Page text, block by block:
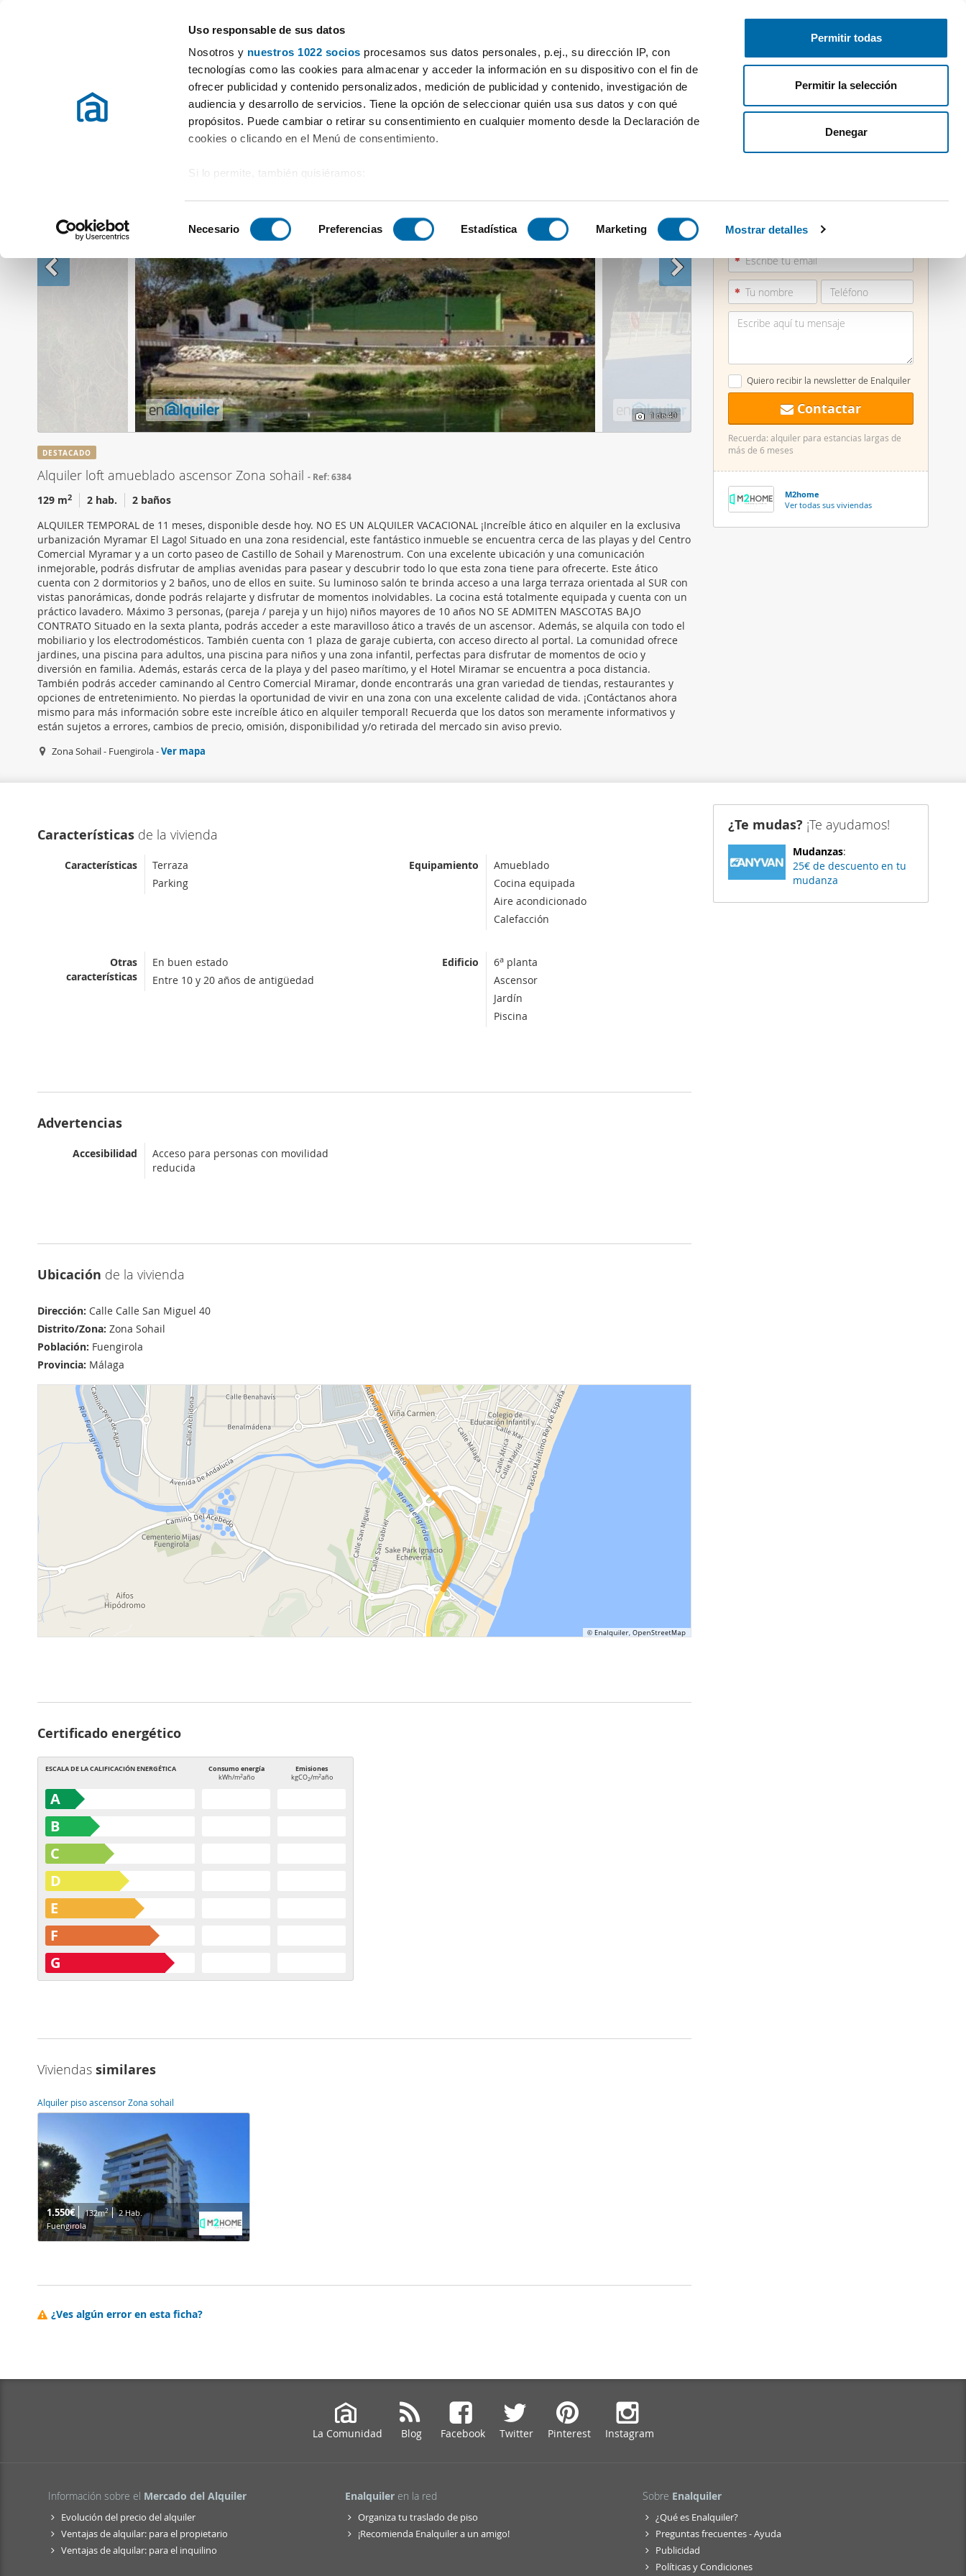
Uso responsable de sus datos
Nosotros y nuestros 1022 socios procesamos sus datos personales, p.ej., su dirección IP, con
tecnologías como las cookies para almacenar y acceder la información en su dispositivo con el fin de
ofrecer publicidad y contenido personalizados, medición de publicidad y contenido, investigación de
audiencia y desarrollo de servicios. Tiene la opción de seleccionar quién usa sus datos y con qué
propósitos. Puede cambiar o retirar su consentimiento en cualquier momento desde la Declaración de
cookies o clicando en el Menú de consentimiento.
Si lo permite, también quisiéramos:
Identificar su dispositivo analizándolo activamente para buscar características específicas (huellas
Obtenga más información sobre cómo se procesan sus datos personales y establezca sus
preferencias en lasección de datos
. Puede cambiar o retirar su consentimiento en cualquier momento
en la Declaración de cookies.
Las cookies de este sitio web se usan para personalizar el contenido y los anuncios, ofrecer funciones
de redes sociales y analizar el tráfico. Además, compartimos información sobre el uso que haga del
sitio web con nuestros partners de redes sociales, publicidad y análisis web, quienes pueden
combinarla con otra información que les haya proporcionado o que hayan recopilado a partir del uso
que haya hecho de sus servicios.
e
e
c
c
ó
n
d
e
c
o
e
i
m
i
e
n
t
o
Necesario Preferencias Estadística Marketing Mostrar detalles
Permitir todas
Permitir la selección
Denegar
Publica gratis Inicia sesión
Alquiler Lofts Fuengirola Alquiler loft amueblado ascensor Zona sohail
1 de 40
851 90... Ver teléfono
Quiero recibir la newsletter de Enalquiler
Contactar
Recuerda: alquiler para estancias largas de
más de 6 meses
M2home
Ver todas sus viviendas
DESTACADO
Alquiler loft amueblado ascensor Zona sohail Ref: 6384
129 m2 2 hab.
2 baños
ALQUILER TEMPORAL de 11 meses, disponible desde hoy. NO ES UN ALQUILER VACACIONAL ¡Increíble ático en alquiler en la exclusiva
urbanización Myramar El Lago! Situado en una zona residencial, este fantástico inmueble se encuentra cerca de las playas y del Centro
Comercial Myramar y a un corto paseo de Castillo de Sohail y Marenostrum. Con una excelente ubicación y una comunicación
inmejorable, podrás disfrutar de amplias avenidas para pasear y descubrir todo lo que esta zona tiene para ofrecerte. Este ático
cuenta con 2 dormitorios y 2 baños, uno de ellos en suite. Su luminoso salón te brinda acceso a una larga terraza orientada al SUR con
vistas panorámicas, donde podrás relajarte y disfrutar de momentos inolvidables. La cocina está totalmente equipada y cuenta con un
práctico lavadero. Máximo 3 personas, (pareja / pareja y un hijo) niños mayores de 10 años NO SE ADMITEN MASCOTAS BAJO
CONTRATO Situado en la sexta planta, podrás acceder a este maravilloso ático a través de un ascensor. Además, se alquila con todo el
mobiliario y los electrodomésticos. También cuenta con 1 plaza de garaje cubierta, con acceso directo al portal. La comunidad ofrece
jardines, una piscina para adultos, una piscina para niños y una zona infantil, perfectas para disfrutar de momentos de ocio y
diversión en familia. Además, estarás cerca de la playa y del paseo marítimo, y el Hotel Miramar se encuentra a poca distancia.
También podrás acceder caminando al Centro Comercial Miramar, donde encontrarás una gran variedad de tiendas, restaurantes y
opciones de entretenimiento. No pierdas la oportunidad de vivir en una zona con una excelente calidad de vida. ¡Contáctanos ahora
mismo para más información sobre este increíble ático en alquiler temporal! Recuerda que los datos son meramente informativos y
están sujetos a errores, cambios de precio, omisión, disponibilidad y/o retirada del mercado sin aviso previo.
Zona Sohail - Fuengirola -Ver mapa
Características de la vivienda
Características
Terraza
Parking
Equipamiento
Amueblado
Cocina equipada
Aire acondicionado
Calefacción
Otras
características
En buen estado
Entre 10 y 20 años de antigüedad
Edificio 6a planta
Ascensor
Jardín
Piscina
Advertencias
Accesibilidad
Acceso para personas con movilidad
reducida
Ubicación de la vivienda
Dirección: Calle Calle San Miguel 40
Distrito/Zona: Zona Sohail
Población: Fuengirola
Provincia: Málaga
Certificado energético
ESCALA DE LA CALIFICACIÓN ENERGÉTICA Consumo energía
kWh/m2año
Emisiones
kgCO2/m2año
A
B
C
D
E
F
G
Viviendas similares
Alquiler piso ascensor Zona sohail
1.550€ 132m2
2 Hab.
Fuengirola
¿Ves algún error en esta ficha?
¿Te mudas? ¡Te ayudamos!
Mudanzas:
25€ de descuento en tu
mudanza
La Comunidad Blog Facebook Twitter Pinterest Instagram
Información sobre el Mercado del Alquiler
Evolución del precio del alquiler
Ventajas de alquilar: para el propietario
Ventajas de alquilar: para el inquilino
Enalquiler en la red
Organiza tu traslado de piso
¡Recomienda Enalquiler a un amigo!
Sobre Enalquiler
¿Qué es Enalquiler?
Preguntas frecuentes - Ayuda
Publicidad
Políticas y Condiciones